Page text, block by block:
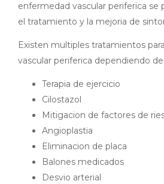
enfermedad vascular periferica se
el tratamiento y la mejoria de
Existen multiples tratamientos
vascular periferica dependiendo
Terapia de ejercicio
Cilostazol
Mitigacion de factores de
Angioplastia
Eliminacion de placa
Balones medicados
Desvio arterial